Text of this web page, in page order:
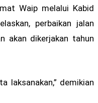
Waip melalui Kabid
perbaikan jalan
akan dikerjakan tahun
laksanakan,” demikian